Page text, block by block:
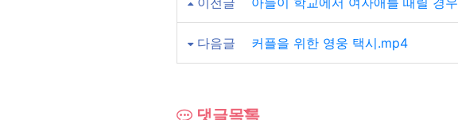
다음글 커플을 위한 영웅 택시.mp4
댓글목록